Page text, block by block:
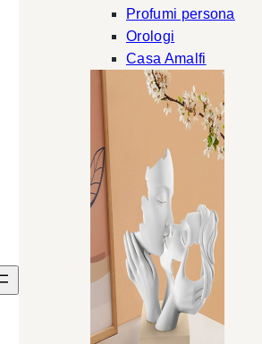
Profumi persona
Orologi
Casa Amalfi